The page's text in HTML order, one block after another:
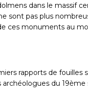
dans le massif
sont pas plus
ces monuments au
rapports de
du 19ème